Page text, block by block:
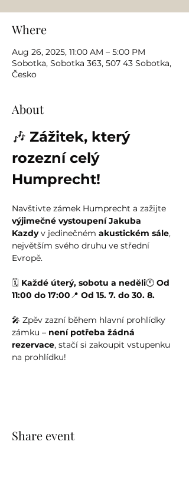
Where
Aug 26, 2025, 11:00 AM – 5:00 PM
Sobotka, Sobotka 363, 507 43 Sobotka,
Česko
About
🎶 Zážitek, který
rozezní celý
Humprecht!
Navštivte zámek Humprecht a zažijte
výjimečné vystoupení Jakuba
Kazdy v jedinečném akustickém sále,
největším svého druhu ve střední
Evropě.
🗓️ Každé úterý, sobotu a neděli🕚 Od
11:00 do 17:00📍 Od 15. 7. do 30. 8.
🎤 Zpěv zazní během hlavní prohlídky
zámku – není potřeba žádná
rezervace, stačí si zakoupit vstupenku
na prohlídku!
Share event